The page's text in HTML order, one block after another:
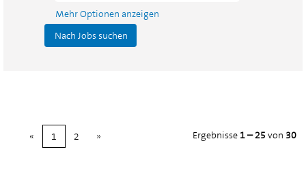
Mehr Optionen anzeigen
Ergebnisse 1 – 25 von 30
« 1 2 »